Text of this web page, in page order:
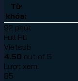
Từ
khóa:
92 phút
Full HD
Vietsub
4.50 out of 5
Lượt xem:
85